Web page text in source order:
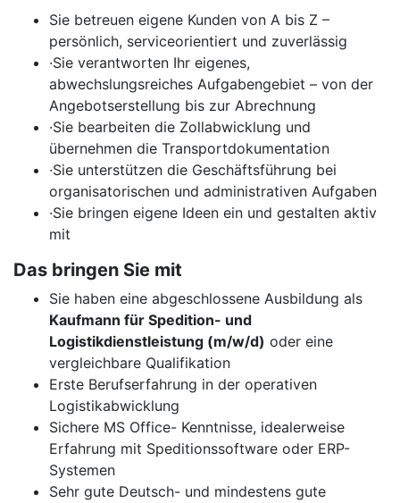
Sie betreuen eigene Kunden von A bis Z –
persönlich, serviceorientiert und zuverlässig
·Sie verantworten Ihr eigenes,
abwechslungsreiches Aufgabengebiet – von der
Angebotserstellung bis zur Abrechnung
·Sie bearbeiten die Zollabwicklung und
übernehmen die Transportdokumentation
·Sie unterstützen die Geschäftsführung bei
organisatorischen und administrativen Aufgaben
·Sie bringen eigene Ideen ein und gestalten aktiv
mit
Das bringen Sie mit
​Sie haben eine abgeschlossene Ausbildung als
Kaufmann für Spedition- und
Logistikdienstleistung (m/w/d) oder eine
vergleichbare Qualifikation
Erste Berufserfahrung in der operativen
Logistikabwicklung
Sichere MS Office- Kenntnisse, idealerweise
Erfahrung mit Speditionssoftware oder ERP-
Systemen
Sehr gute Deutsch- und mindestens gute